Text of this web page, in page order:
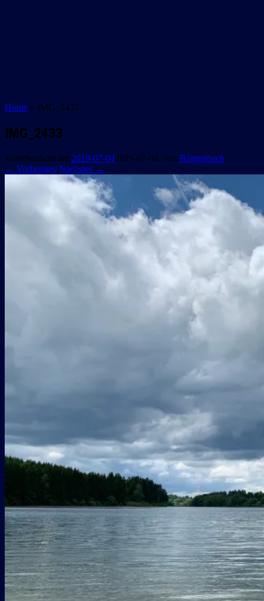
Home » IMG_2433
IMG_2433
Veröffentlicht am 2019-07-042019-07-04 von Bütgenbach
← Vorheriges Nächstes →